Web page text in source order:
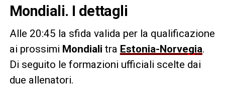
Mondiali. I dettagli
Alle 20:45 la sfida valida per la qualificazione
ai prossimi Mondiali tra Estonia-Norvegia.
Di seguito le formazioni ufficiali scelte dai
due allenatori.